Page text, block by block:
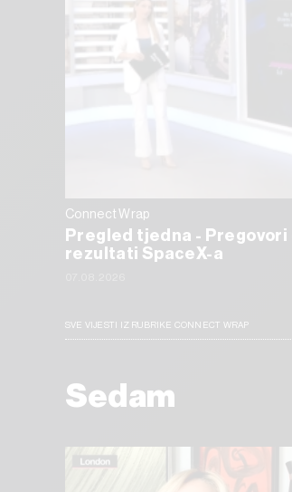
Connect Wrap
Pregled tjedna - Pregovori
rezultati SpaceX-a
SVE VIJESTI IZ RUBRIKE CONNECT WRAP
Sedam